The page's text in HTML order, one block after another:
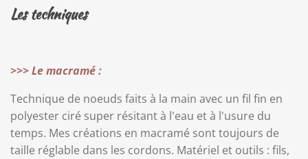
Les techniques
>>> Le macramé :
Technique de noeuds faits à la main avec un fil fin en
polyester ciré super résitant à l'eau et à l'usure du
temps. Mes créations en macramé sont toujours de
taille réglable dans les cordons. Matériel et outils : fils,